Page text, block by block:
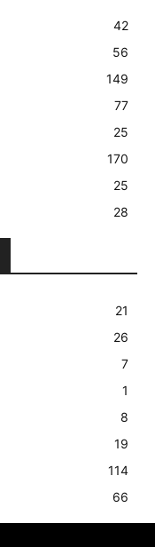
42
56
149
77
25
170
25
28
21
26
7
1
8
19
114
66